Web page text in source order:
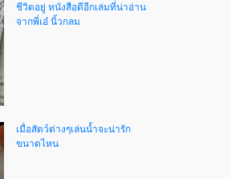
ชีวิตอยู่ หนังสือดีอีกเล่มที่น่าอ่าน
จากพี่เอ๋ นิ้วกลม
เมื่อสัตว์ต่างๆเล่นน้ำจะน่ารัก
ขนาดไหน